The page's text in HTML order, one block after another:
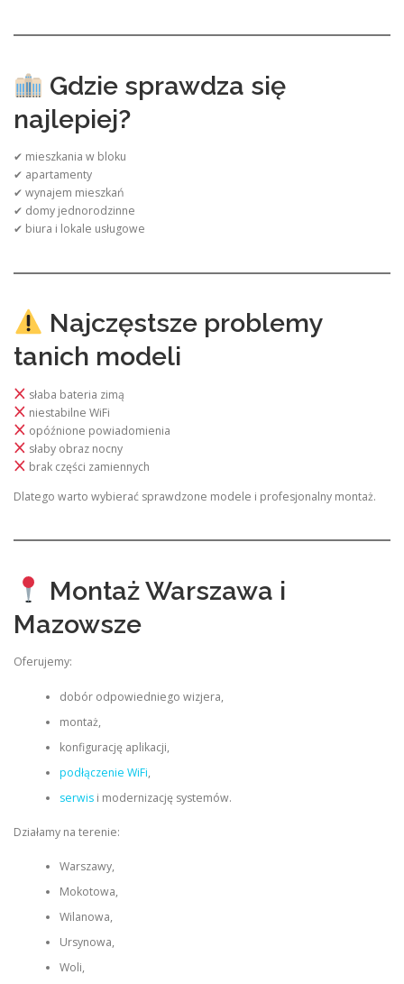
Gdzie sprawdza się
najlepiej?
✔ mieszkania w bloku
✔ apartamenty
✔ wynajem mieszkań
✔ domy jednorodzinne
✔ biura i lokale usługowe
Najczęstsze problemy
tanich modeli
słaba bateria zimą
niestabilne WiFi
opóźnione powiadomienia
słaby obraz nocny
brak części zamiennych
Dlatego warto wybierać sprawdzone modele i profesjonalny montaż.
Montaż Warszawa i
Mazowsze
Oferujemy:
dobór odpowiedniego wizjera,
montaż,
konfigurację aplikacji,
podłączenie WiFi,
serwisi modernizację systemów.
Działamy na terenie:
Warszawy,
Mokotowa,
Wilanowa,
Ursynowa,
Woli,